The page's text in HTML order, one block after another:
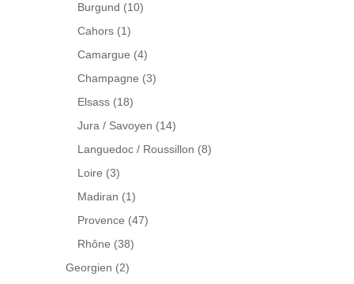
Burgund (10)
Cahors (1)
Camargue (4)
Champagne (3)
Elsass (18)
Jura / Savoyen (14)
Languedoc / Roussillon (8)
Loire (3)
Madiran (1)
Provence (47)
Rhône (38)
Georgien (2)